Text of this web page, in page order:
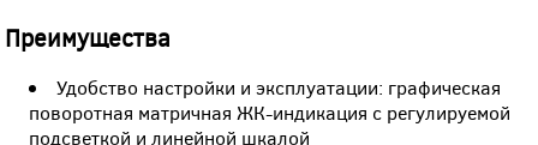
Преимущества
Удобство настройки и эксплуатации: графическая
поворотная матричная ЖК-индикация с регулируемой
подсветкой и линейной шкалой